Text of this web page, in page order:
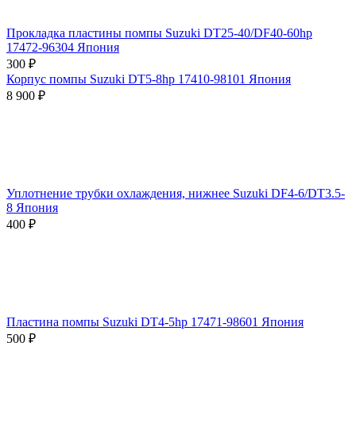
Прокладка пластины помпы Suzuki DT25-40/DF40-60hp
17472-96304 Япония
‍300‍ ₽
Корпус помпы Suzuki DT5-8hp 17410-98101 Япония
8 900 ₽
Уплотнение трубки охлаждения, нижнее Suzuki DF4-6/DT3.5-
8 Япония
‍400‍ ₽
Пластина помпы Suzuki DT4-5hp 17471-98601 Япония
‍500‍ ₽